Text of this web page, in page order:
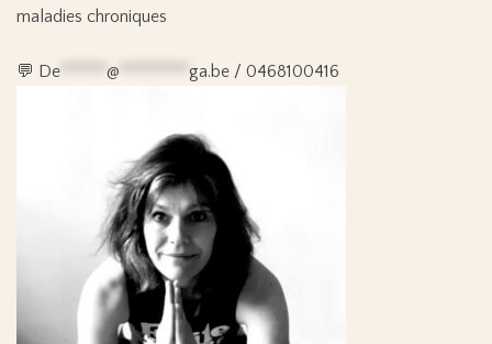
maladies chroniques
💬 De @ ga.be / 0468100416